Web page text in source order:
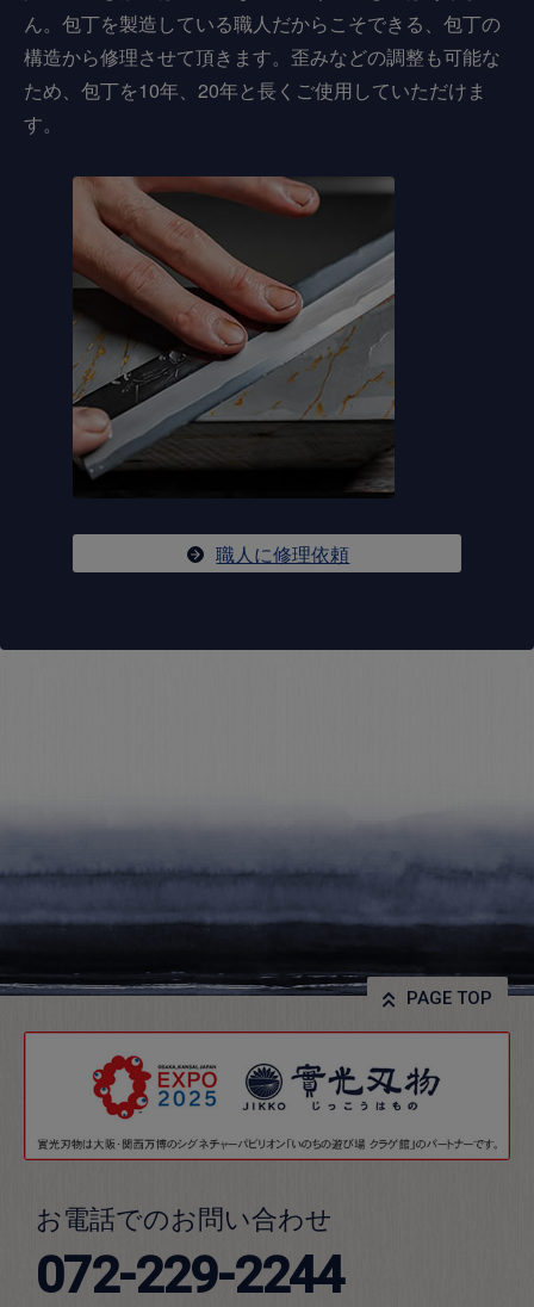
ん。包丁を製造している職人だからこそできる、包丁の
構造から修理させて頂きます。歪みなどの調整も可能な
ため、包丁を10年、20年と長くご使用していただけま
す。
職人に修理依頼
PAGE TOP
お電話でのお問い合わせ
072-229-2244